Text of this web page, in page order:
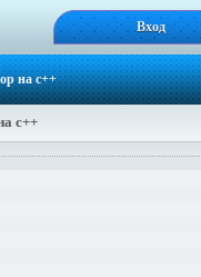
Вход
на с++
с++